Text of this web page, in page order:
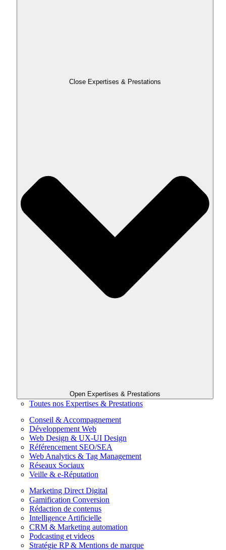
Close Expertises & Prestations
Open Expertises & Prestations
Toutes nos Expertises & Prestations
Conseil & Accompagnement
Développement Web
Web Design & UX-UI Design
Référencement SEO/SEA
Web Analytics & Tag Management
Réseaux Sociaux
Veille & e-Réputation
Marketing Direct Digital
Gamification Conversion
Rédaction de contenus
Intelligence Artificielle
CRM & Marketing automation
Podcasting et videos
Stratégie RP & Mentions de marque